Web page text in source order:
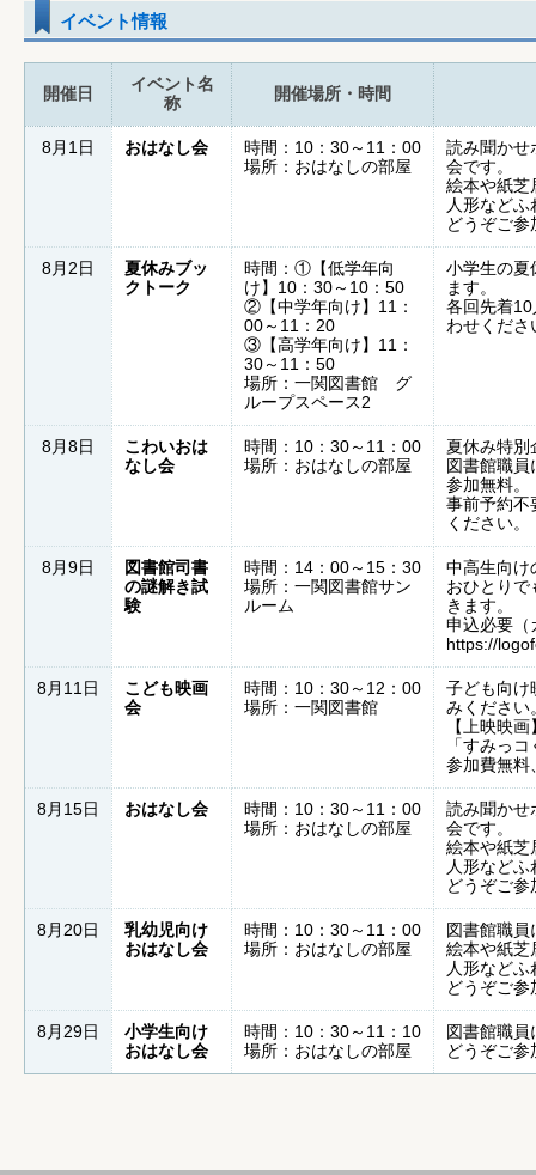
イベント情報
開催日
イベント名
称
開催場所・時間
8月1日 おはなし会
時間：10：30～11：00
場所：おはなしの部屋
読み聞かせ
会です。
絵本や紙芝
人形など
どうぞご参
8月2日
夏休みブッ
クトーク
時間：①【低学年向
け】10：30～10：50
②【中学年向け】11：
00～11：20
③【高学年向け】11：
30～11：50
場所：一関図書館 グ
ループスペース2
小学生の夏
ます。
各回先着
わせくださ
8月8日
こわいおは
なし会
時間：10：30～11：00
場所：おはなしの部屋
夏休み特別
図書館職
参加無料。
事前予約不
ください。
8月9日
図書館司書
の謎解き試
験
時間：14：00～15：30
場所：一関図書館サン
ルーム
中高生向け
おひとりで
きます。
申込必要（
https://
8月11日
こども映画
会
時間：10：30～12：00
場所：一関図書館
子ども向け
みください
【上映映画
「すみっ
参加費無料
8月15日 おはなし会
時間：10：30～11：00
場所：おはなしの部屋
読み聞かせ
会です。
絵本や紙芝
人形など
どうぞご参
8月20日
乳幼児向け
おはなし会
時間：10：30～11：00
場所：おはなしの部屋
図書館職
絵本や紙芝
人形など
どうぞご参
8月29日
小学生向け
おはなし会
時間：10：30～11：10
場所：おはなしの部屋
図書館職
どうぞご参